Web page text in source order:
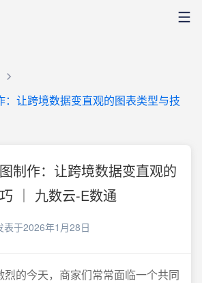
：让跨境数据变直观的图表类型与技
制作：让跨境数据变直观的
｜ 九数云-E数通
表于2026年1月28日
的今天，商家们常常面临一个共同